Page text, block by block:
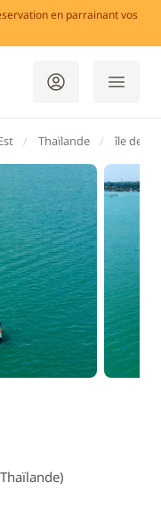
en parrainant vos
Thaïlande île de